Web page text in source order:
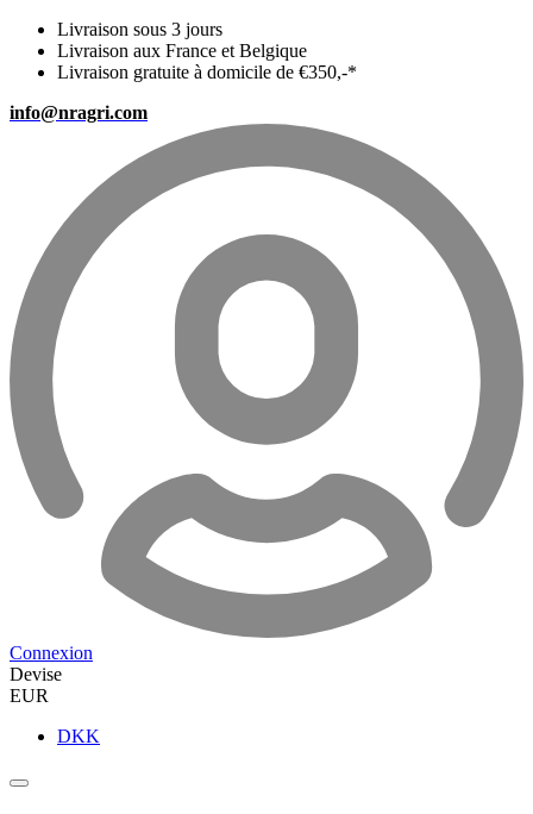
Livraison sous 3 jours
Livraison aux France et Belgique
Livraison gratuite à domicile de €350,-*
info@nragri.com
Connexion
Devise
EUR
DKK